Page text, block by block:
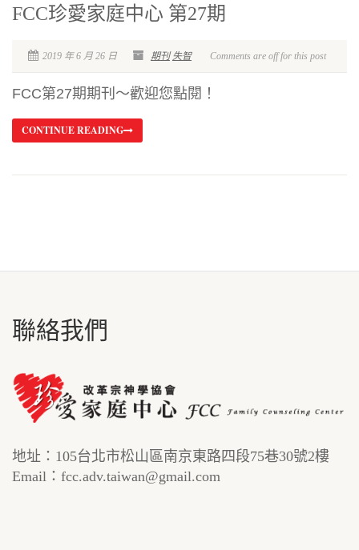
FCC珍愛家庭中心 第27期
2019 年 6 月 26 日 期刊 失智 Comments are off for this post
FCC第27期期刊～歡迎您點閱！
CONTINUE READING
聯絡我們
地址：105台北市松山區南京東路四段75巷30號2樓
Email：fcc.adv.taiwan@gmail.com